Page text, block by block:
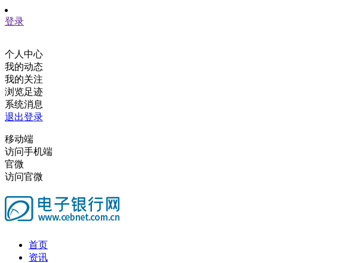
登录
个人中心
我的动态
我的关注
浏览足迹
系统消息
退出登录
移动端
访问手机端
官微
访问官微
首页
资讯